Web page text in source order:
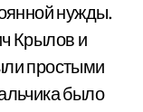
нужды.
Крылов и
простыми
было